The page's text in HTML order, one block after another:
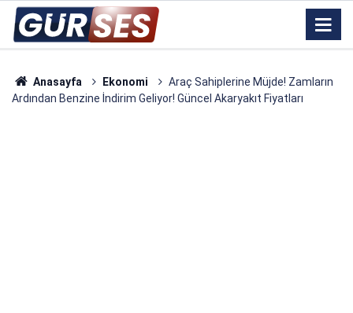
Anasayfa Ekonomi
Araç Sahiplerine Müjde! Zamların
Ardından Benzine İndirim Geliyor! Güncel Akaryakıt Fiyatları